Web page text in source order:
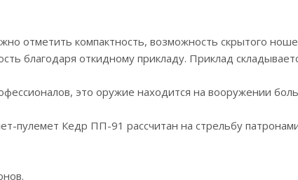
отметить компактность, возможность скрытого
благодаря откидному прикладу. Приклад
это оружие находится на вооружении
пулемет Кедр ПП-91 рассчитан на стрельбу